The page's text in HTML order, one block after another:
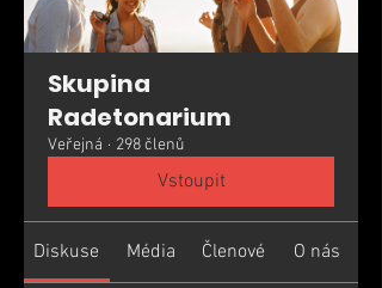
Skupina
Radetonarium
Veřejná · 298 členů
Vstoupit
Diskuse Média Členové O nás